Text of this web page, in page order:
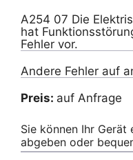
A254 07 Die
hat
Fehler vor.
Andere Fehler auf
Preis: auf Anfrage
Sie können Ihr
abgeben oder